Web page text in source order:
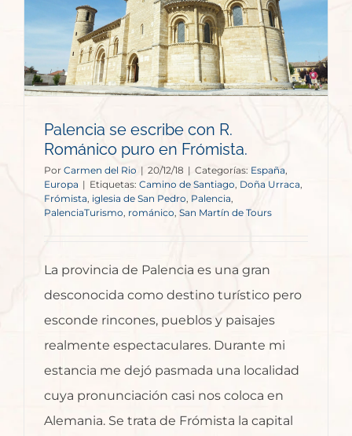
Palencia se escribe con R.
Románico puro en Frómista.
Por Carmen del Rio | 20/12/18 | Categorías: España,
Europa | Etiquetas: Camino de Santiago, Doña Urraca,
Frómista, iglesia de San Pedro, Palencia,
PalenciaTurismo, románico, San Martín de Tours
La provincia de Palencia es una gran
desconocida como destino turístico pero
esconde rincones, pueblos y paisajes
realmente espectaculares. Durante mi
estancia me dejó pasmada una localidad
cuya pronunciación casi nos coloca en
Alemania. Se trata de Frómista la capital